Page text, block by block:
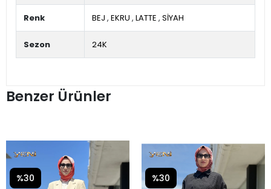
Renk BEJ , EKRU , LATTE , SİYAH
Sezon 24K
Benzer Ürünler
%30 %30